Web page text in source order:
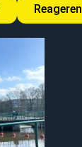
Reageren